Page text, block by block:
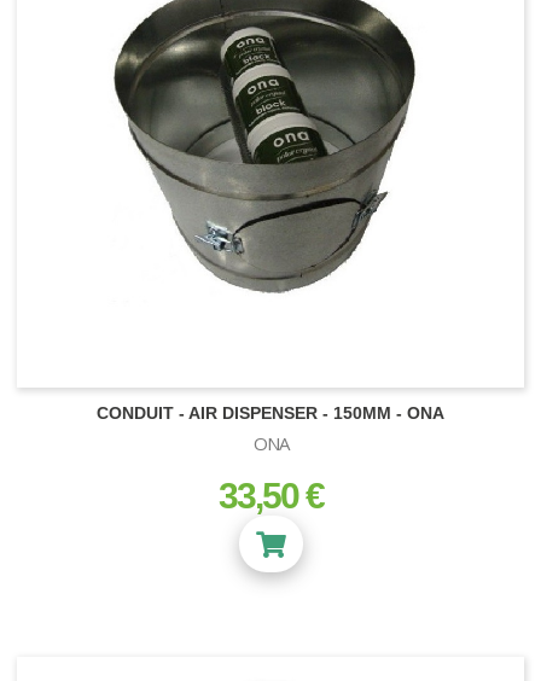
CONDUIT - AIR DISPENSER - 150MM - ONA
ONA
prix
33,50 €